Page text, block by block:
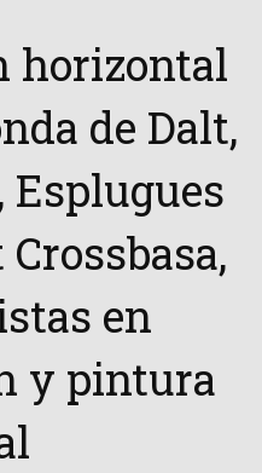
horizontal
de Dalt,
en
y pintura